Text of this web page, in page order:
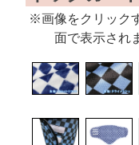
※画像をクリック
面で表示され